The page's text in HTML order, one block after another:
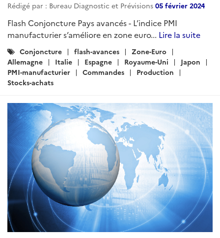
Rédigé par : Bureau Diagnostic et Prévisions 05 février 2024
Flash Conjoncture Pays avancés - L’indice PMI
manufacturier s’améliore en zone euro... Lire la suite
Catégories
:
Conjoncture flash-avances
Zone-Euro
Allemagne
Italie Espagne Royaume-Uni
Japon
PMI-manufacturier
Commandes
Production
Stocks-achats